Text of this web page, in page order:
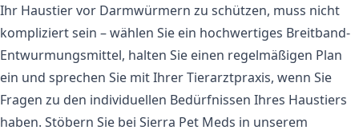
Ihr Haustier vor Darmwürmern zu schützen, muss nicht
kompliziert sein – wählen Sie ein hochwertiges Breitband-
Entwurmungsmittel, halten Sie einen regelmäßigen Plan
ein und sprechen Sie mit Ihrer Tierarztpraxis, wenn Sie
Fragen zu den individuellen Bedürfnissen Ihres Haustiers
haben. Stöbern Sie bei Sierra Pet Meds in unserem